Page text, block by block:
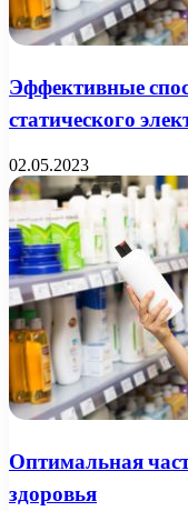
Эффективные
статического
02.05.2023
Оптимальная
здоровья